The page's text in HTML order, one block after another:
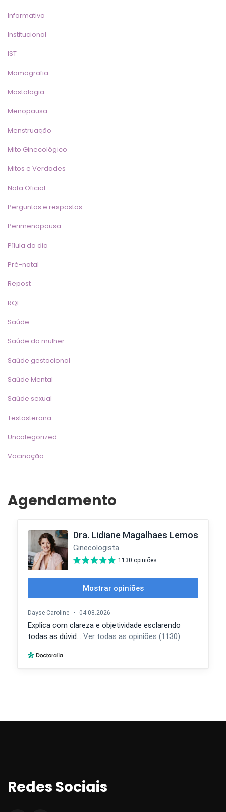
Informativo
Institucional
IST
Mamografia
Mastologia
Menopausa
Menstruação
Mito Ginecológico
Mitos e Verdade
Nota Oficial
Perguntas e resposta
Perimenopausa
Pílula do dia
Pré-natal
Repost
RQE
Saúde
Saúde da mulher
Saúde gestacional
Saúde Mental
Saúde sexual
Testosterona
Uncategorized
Vacinação
Agendamento
Redes Sociai